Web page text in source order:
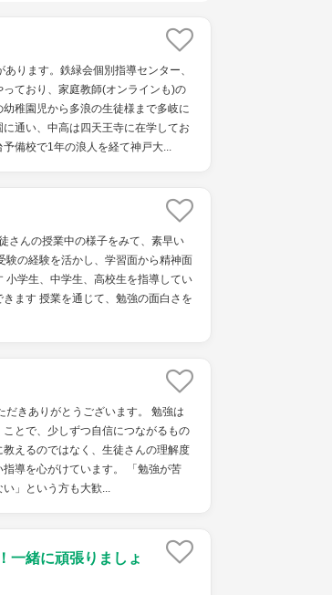
ります。鉄緑会個別指導センター、
ており、家庭教師(オンラインも)の
稚園児から多浪の生徒様まで多岐に
通い、中高は四天王寺に在学してお
備校で1年の浪人を経て神戸大...
さんの授業中の様子をみて、素早い
験の経験を活かし、学習面から精神面
小学生、中学生、高校生を指導してい
ます 授業を通じて、勉強の面白さを
きありがとうございます。 勉強は
ことで、少しずつ自信につながるもの
えるのではなく、生徒さんの理解度
導を心がけています。 「勉強が苦
」という方も大歓...
一緒に頑張りましょ